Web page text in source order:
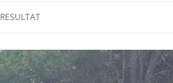
RESULTAT